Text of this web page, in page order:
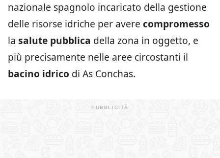
nazionale spagnolo incaricato della gestione
delle risorse idriche per avere compromesso
la salute pubblica della zona in oggetto, e
più precisamente nelle aree circostanti il
bacino idrico di As Conchas.